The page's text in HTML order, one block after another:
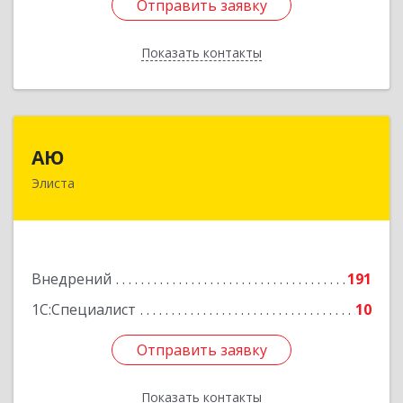
Отправить заявку
Показать контакты
Отправить заявку
Назад
АЮ
Элиста
Внедрений
191
1С:Специалист
10
Отправить заявку
Показать контакты
358009, Калмыкия Респ, Элиста г, А.С.Пушкина
Отправить заявку
Назад